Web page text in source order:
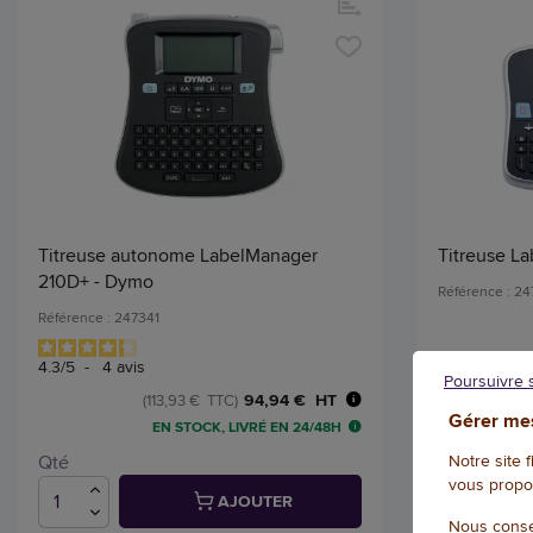
Titreuse autonome LabelManager
210D+ - Dymo
Référence : 247341
4.3/5 - 4 avis
94,94 € HT
(113,93 € TTC)
EN STOCK, LIVRÉ EN 24/48H
Qté
AJOUTER
Titreuse
Référence :
Qté
Gérer
Notre site
vous
Nous
Poursuivre